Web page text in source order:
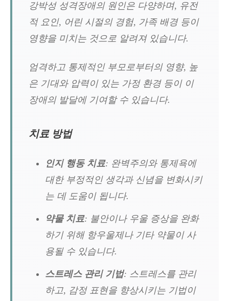
강박성 성격장애의 원인은 다양하며, 유전
적 요인, 어린 시절의 경험, 가족 배경 등이
영향을 미치는 것으로 알려져 있습니다.
엄격하고 통제적인 부모로부터의 영향, 높
은 기대와 압력이 있는 가정 환경 등이 이
장애의 발달에 기여할 수 있습니다.
치료 방법
인지 행동 치료: 완벽주의와 통제욕에
대한 부정적인 생각과 신념을 변화시키
는 데 도움이 됩니다.
약물 치료: 불안이나 우울 증상을 완화
하기 위해 항우울제나 기타 약물이 사
용될 수 있습니다.
스트레스 관리 기법: 스트레스를 관리
하고, 감정 표현을 향상시키는 기법이